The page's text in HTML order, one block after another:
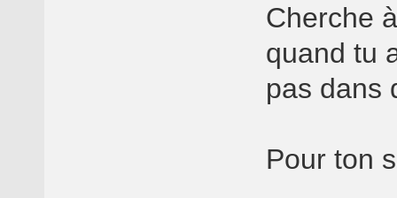
Cherche
quand tu
pas dans
Pour ton